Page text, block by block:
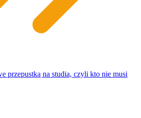
przepustką na studia, czyli kto nie musi